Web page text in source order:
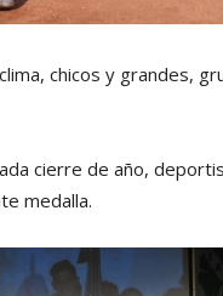
chicos y grandes,
cierre de año,
medalla.